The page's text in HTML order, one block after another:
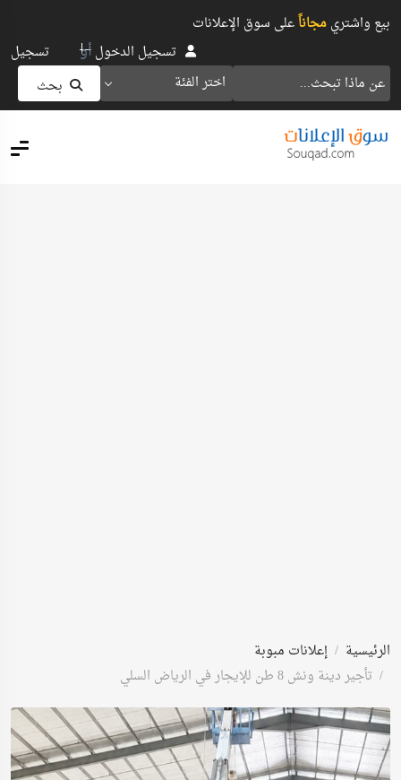
بيع واشتريمجاناًعلى سوق الإعلانات
اختر الفئة بحث
تسجيل الدخولأو تسجيل
الرئيسية
إعلانات مبوبة
تأجير دينة ونش 8 طن للإيجار في الرياض السلي